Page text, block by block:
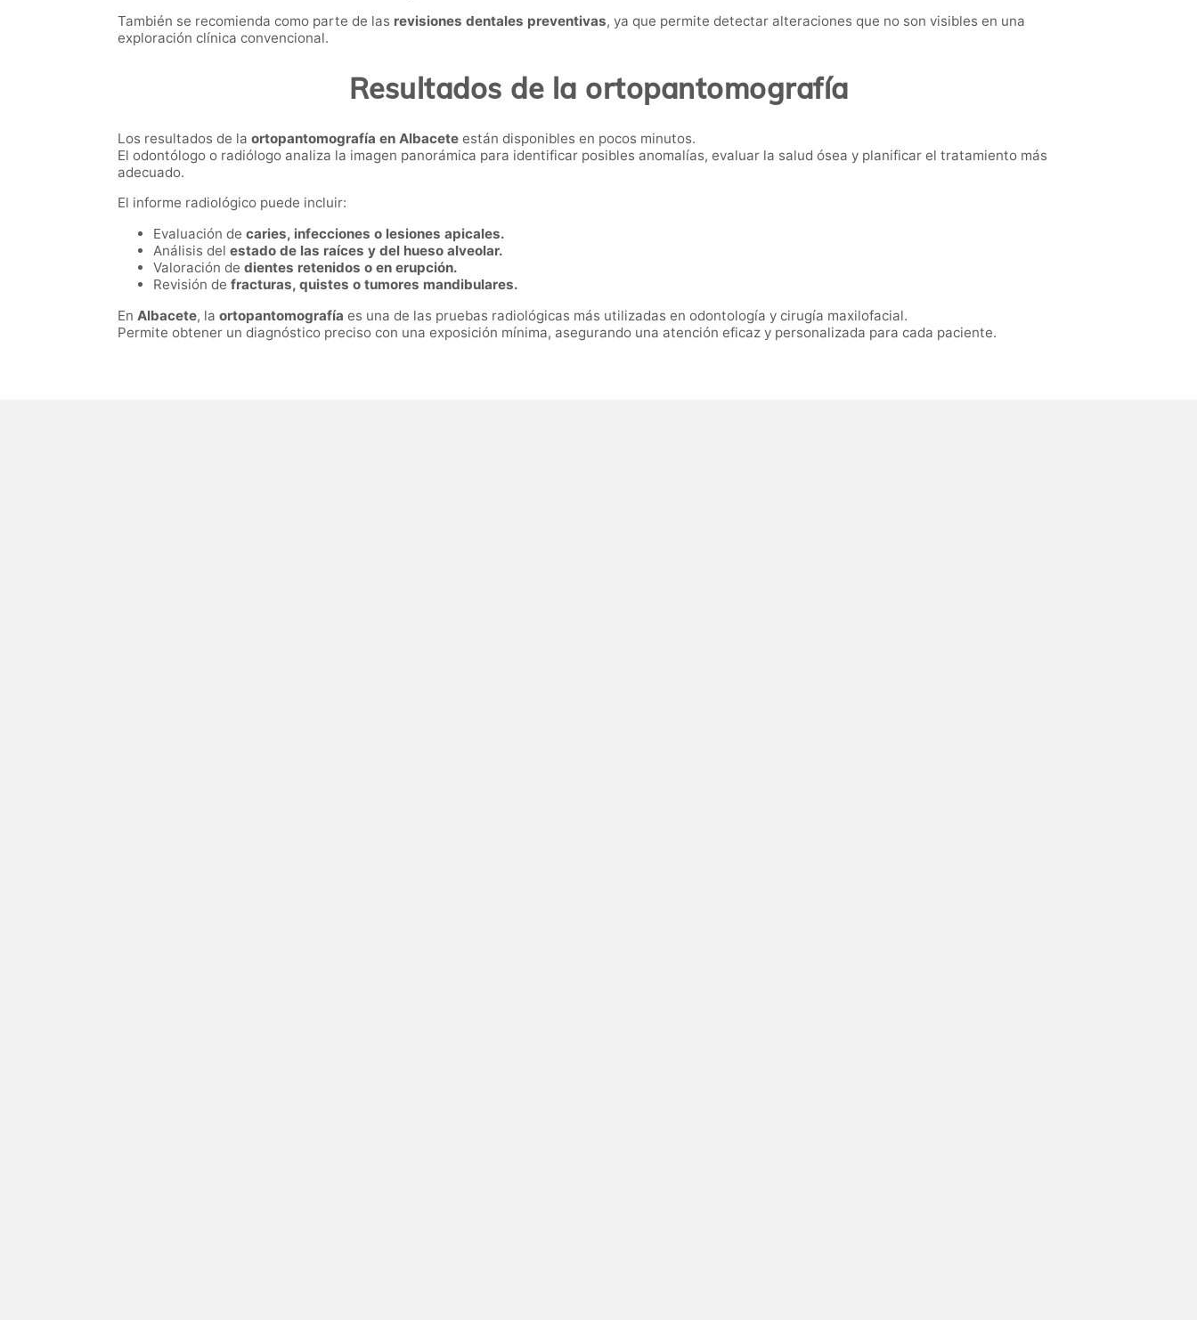
También se recomienda como parte de las revisiones dentales preventivas, ya que permite detectar alteraciones que no son visibles en una
exploración clínica convencional.
Resultados de la ortopantomografía
Los resultados de la ortopantomografía en Albacete están disponibles en pocos minutos.
El odontólogo o radiólogo analiza la imagen panorámica para identificar posibles anomalías, evaluar la salud ósea y planificar el tratamiento más
adecuado.
El informe radiológico puede incluir:
Evaluación de caries, infecciones o lesiones apicales.
Análisis del estado de las raíces y del hueso alveolar.
Valoración de dientes retenidos o en erupción.
Revisión de fracturas, quistes o tumores mandibulares.
En Albacete, la ortopantomografía es una de las pruebas radiológicas más utilizadas en odontología y cirugía maxilofacial.
Permite obtener un diagnóstico preciso con una exposición mínima, asegurando una atención eficaz y personalizada para cada paciente.